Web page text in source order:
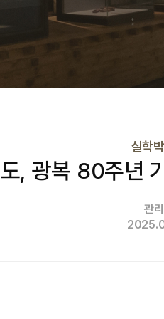
실학
, 광복 80주년
관